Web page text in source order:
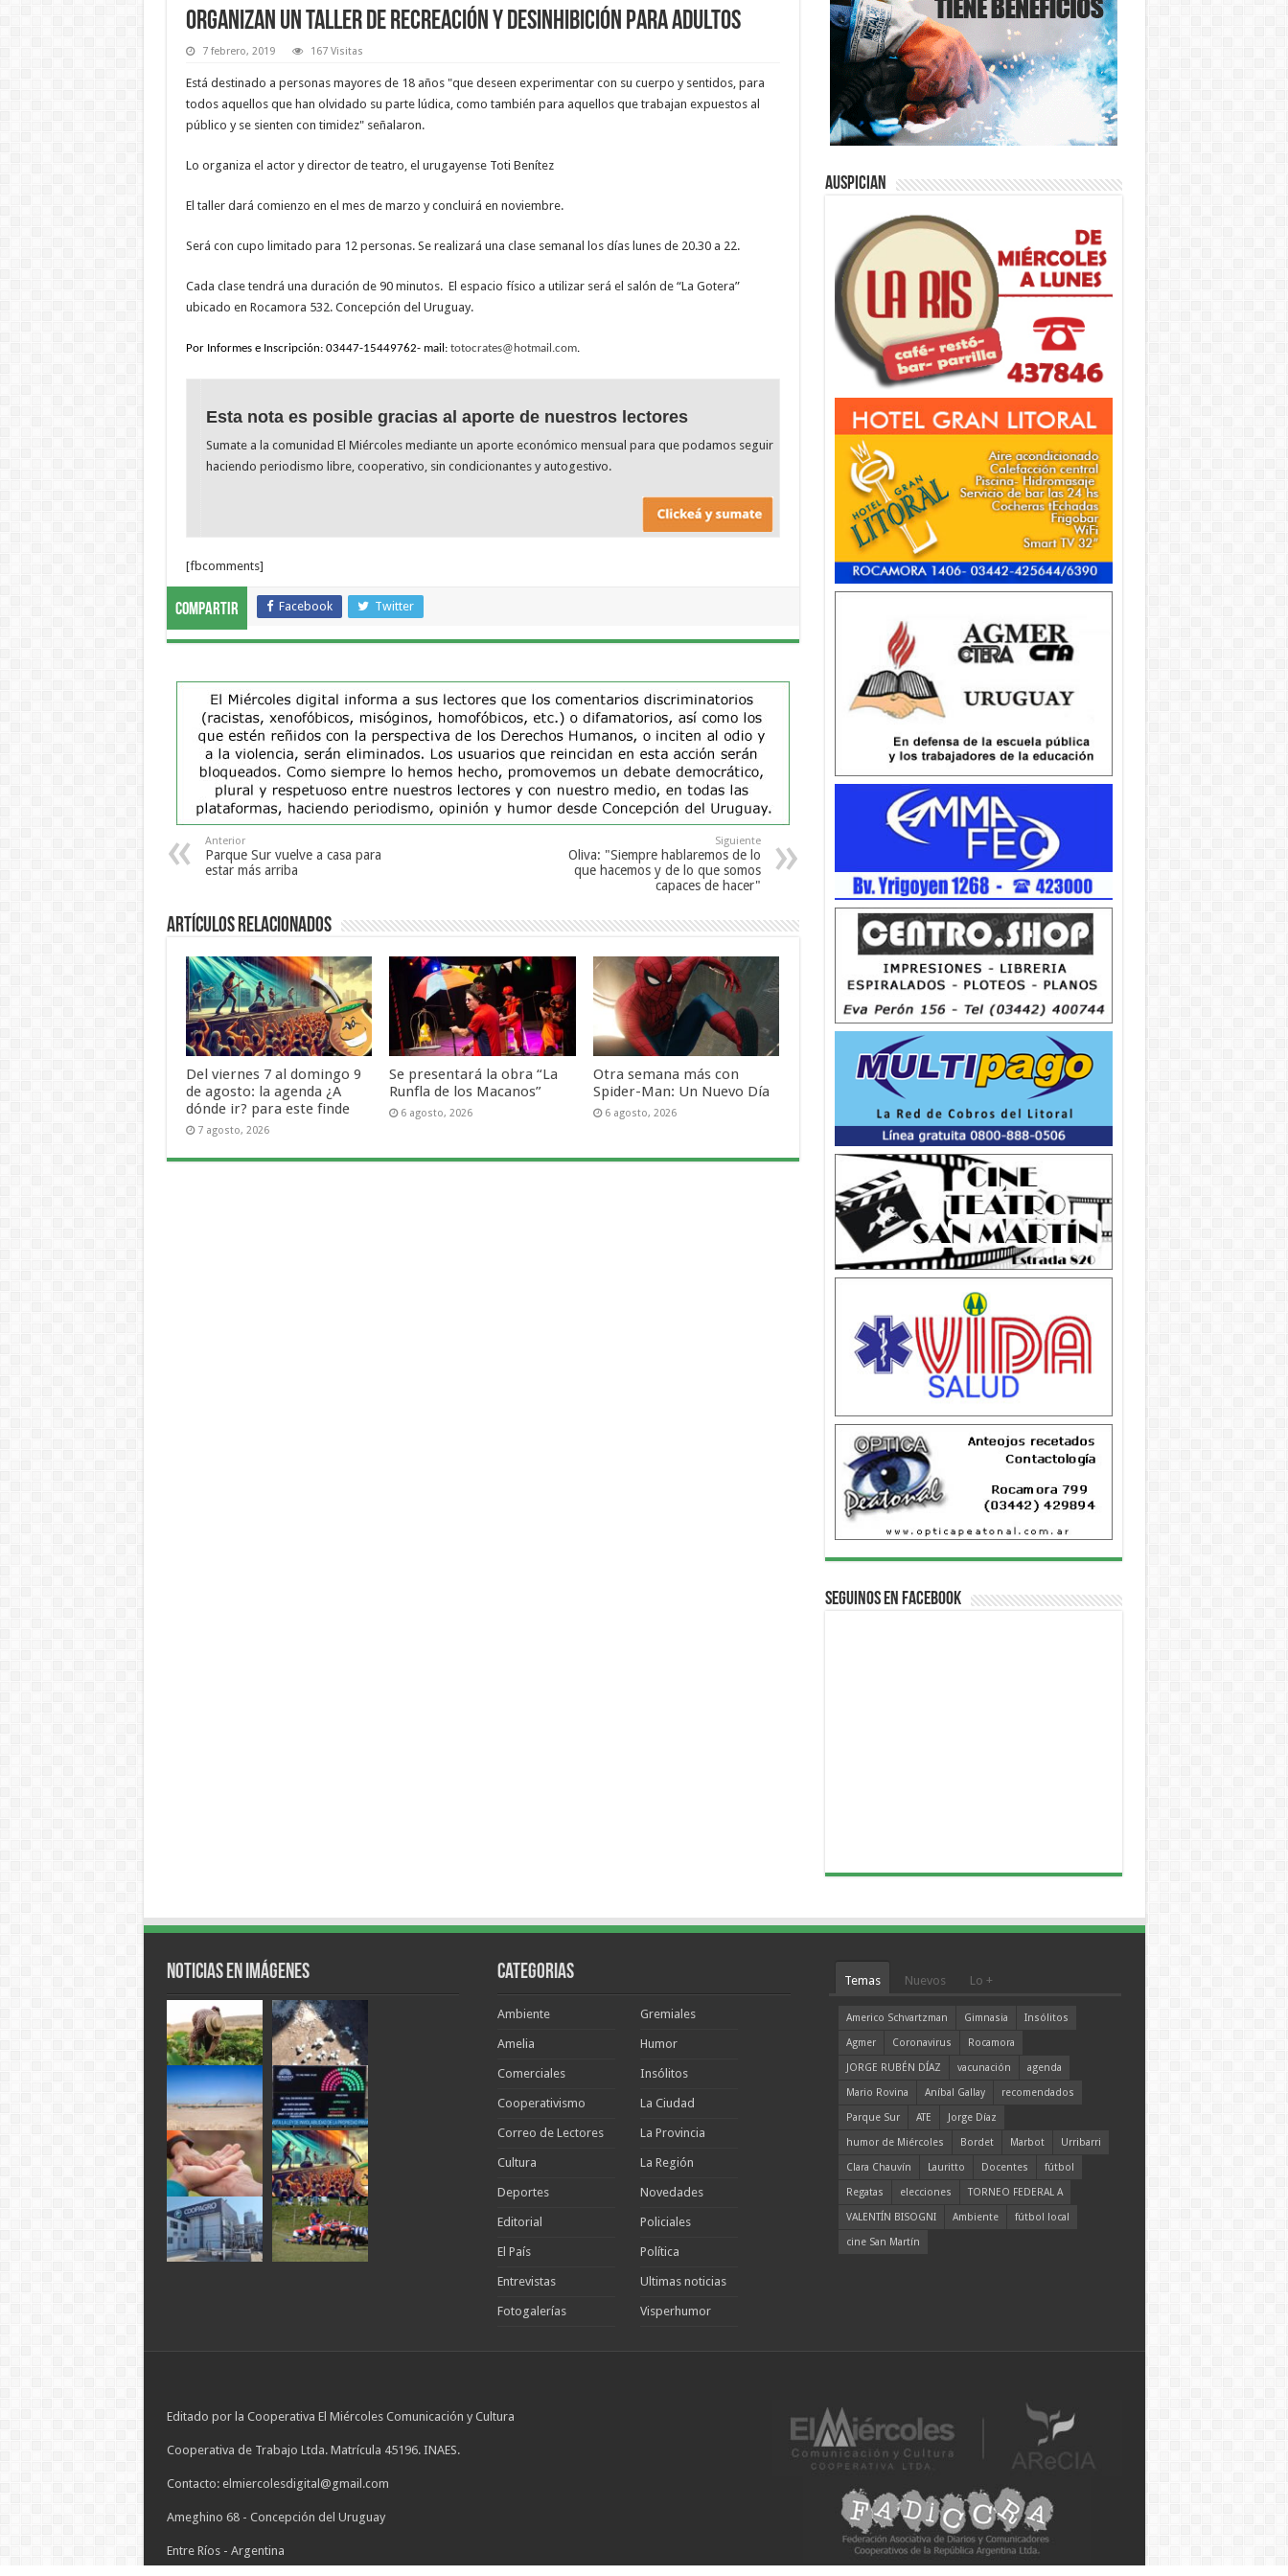
Organizan un taller de recreación y desinhibición para adultos
7 febrero, 2019 167 Visitas
Está destinado a personas mayores de 18 años "que deseen experimentar con su cuerpo y sentidos, para
todos aquellos que han olvidado su parte lúdica, como también para aquellos que trabajan expuestos al
público y se sienten con timidez" señalaron.
Lo organiza el actor y director de teatro, el urugayense Toti Benítez
El taller dará comienzo en el mes de marzo y concluirá en noviembre.
Será con cupo limitado para 12 personas. Se realizará una clase semanal los días lunes de 20.30 a 22.
Cada clase tendrá una duración de 90 minutos. El espacio físico a utilizar será el salón de “La Gotera”
ubicado en Rocamora 532. Concepción del Uruguay.
Por Informes e Inscripción: 03447-15449762- mail: totocrates@hotmail.com.
Esta nota es posible gracias al aporte de nuestros lectores
Sumate a la comunidad El Miércoles mediante un aporte económico mensual para que podamos seguir
haciendo periodismo libre, cooperativo, sin condicionantes y autogestivo.
[fbcomments]
Compartir Facebook Twitter
Anterior
Parque Sur vuelve a casa para
estar más arriba
Siguiente
Oliva: "Siempre hablaremos de lo
que hacemos y de lo que somos
capaces de hacer"
Artículos Relacionados
Del viernes 7 al domingo 9
de agosto: la agenda ¿A
dónde ir? para este finde
7 agosto, 2026
Se presentará la obra “La
Runfla de los Macanos”
6 agosto, 2026
Otra semana más con
Spider-Man: Un Nuevo Día
6 agosto, 2026
Auspician
Seguinos en Facebook
Noticias en Imágenes Categorias
Ambiente
Amelia
Comerciales
Cooperativismo
Correo de Lectores
Cultura
Deportes
Editorial
El País
Entrevistas
Fotogalerías
Gremiales
Humor
Insólitos
La Ciudad
La Provincia
La Región
Novedades
Policiales
Política
Ultimas noticias
Visperhumor
Temas Nuevos Lo +
Americo Schvartzman Gimnasia
Insólitos
Agmer
Coronavirus
Rocamora
JORGE RUBÉN DÍAZ
vacunación
agenda
Mario Rovina
Aníbal Gallay
recomendados
Parque Sur
ATE
Jorge Díaz
humor de Miércoles
Bordet Marbot
Urribarri
Clara Chauvín
Lauritto Docentes
fútbol
Regatas
elecciones
TORNEO FEDERAL A
VALENTÍN BISOGNI
Ambiente
fútbol local
cine San Martín
Editado por la Cooperativa El Miércoles Comunicación y Cultura
Cooperativa de Trabajo Ltda. Matrícula 45196. INAES.
Contacto: elmiercolesdigital@gmail.com
Ameghino 68 - Concepción del Uruguay
Entre Ríos - Argentina